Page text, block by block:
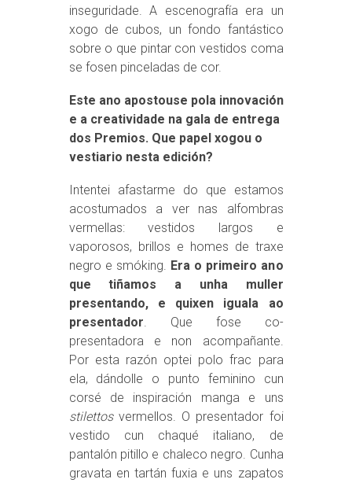
inseguridade. A escenografía era un
xogo de cubos, un fondo fantástico
sobre o que pintar con vestidos coma
se fosen pinceladas de cor.
Este ano apostouse pola innovación
e a creatividade na gala de entrega
dos Premios. Que papel xogou o
vestiario nesta edición?
Intentei afastarme do que estamos
acostumados a ver nas alfombras
vermellas: vestidos largos e
vaporosos, brillos e homes de traxe
negro e smóking. Era o primeiro ano
que tiñamos a unha muller
presentando, e quixen iguala ao
presentador . Que fose co-
presentadora e non acompañante.
Por esta razón optei polo frac para
ela, dándolle o punto feminino cun
corsé de inspiración manga e uns
stilettos vermellos. O presentador foi
vestido cun chaqué italiano, de
pantalón pitillo e chaleco negro. Cunha
gravata en tartán fuxia e uns zapatos